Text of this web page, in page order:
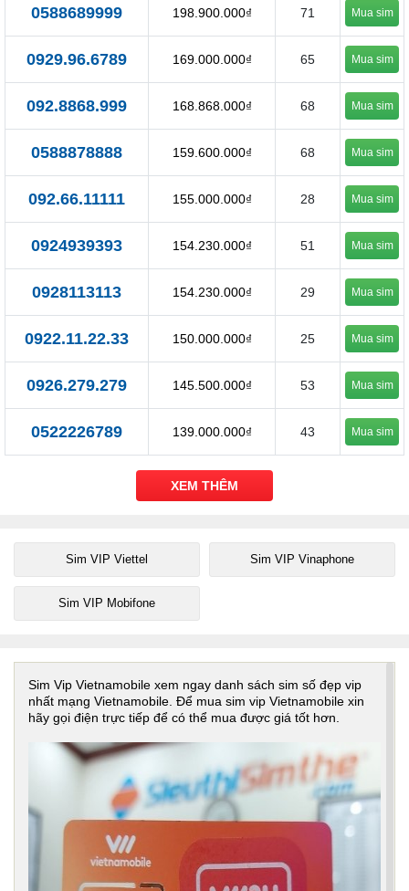
0588689999 198.900.000₫ 71 Mua sim
0929.96.6789 169.000.000₫ 65 Mua sim
092.8868.999 168.868.000₫ 68 Mua sim
0588878888 159.600.000₫ 68 Mua sim
092.66.11111 155.000.000₫ 28 Mua sim
0924939393 154.230.000₫ 51 Mua sim
0928113113 154.230.000₫ 29 Mua sim
0922.11.22.33 150.000.000₫ 25 Mua sim
0926.279.279 145.500.000₫ 53 Mua sim
0522226789 139.000.000₫ 43 Mua sim
XEM THÊM
Sim VIP Viettel Sim VIP Vinaphone
Sim VIP Mobifone
Sim Vip Vietnamobile xem ngay danh sách sim số đẹp vip
nhất mạng Vietnamobile. Để mua sim vip Vietnamobile xin
hãy gọi điện trực tiếp để có thể mua được giá tốt hơn.